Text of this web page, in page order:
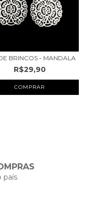
BRINCOS - MANDALA
R$29,90
COMPRAR
país